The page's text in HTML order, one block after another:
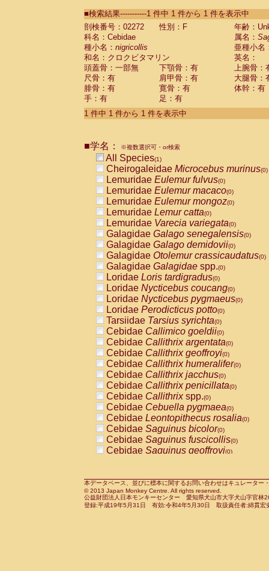
CebidaeSaguinus labiatus(0)
Cebidae Saguinus leucopus (0)
Cebidae
CebidaeSaguinus mystax
CebidaeSaguinus nigricollis (1)
Cebidae Saguinus oedipus
Cebidae Saguinus weddelli
Cebidae Saguinusspp.
Cebidae Aotus trivirgatus
Cebidae Cebus albifrons
CebidaeCebus nigrivittatus
CebidaeCebus
CebidaeSaimiri boliviensis(0)
CebidaeSaimiri sciureus(0)
AtelidaeAlouatta caraya(0)
AtelidaeAlouatta fusca(0)
AtelidaeAlouatta seniculus
AtelidaeAlouattaspp.(0)
AtelidaeAteles belzebuth(0)
AtelidaeAteles geoffroyi(0)
AtelidaeAteles paniscus(0)
AtelidaeAtelesspp.(0)
Atelidae Lagothrix lagothricha
AtelidaeLagothrix lagothricha cana
PitheciidaeCacajao calvus
PitheciidaeCallicebus cupreus
PitheciidaeCallicebus donacophilus
PitheciidaeCallicebus moloch
PitheciidaeCallicebus torquatus
PitheciidaeCallicebusspp.(0)
PitheciidaeChiropotes satanas(0)
PitheciidaePithecia monachus
PitheciidaePithecia pithecia(0)
CercopithecidaeCercocebus agilis
CercopithecidaeCercocebus
CercopithecidaeCercocebus
CercopithecidaeCercocebus
CercopithecidaeCercocebus
CercopithecidaeCercocebushybrid
CercopithecidaePapio anubis(0)
CercopithecidaePapio cynocephalus
CercopithecidaePapio hamadryas(0)
■検索結果-----------1 件中 1 件から 1 件を表示中
剖検番号：02272
性別：F
年齢：
科名：Cebidae
属名：
種小名： nigricollis
亜種小名
和名：クロクビタマリン
英名：
頭蓋骨：一部無
下顎骨：有
上腕骨：
尺骨：有
肩甲骨：有
大腿骨：
腓骨：有
寛骨：有
体幹：有
手：有
足：有
1 件中 1 件から 1 件を表示中
■学名： ※複数選択可・or検索
All Species(1)
Cheirogaleidae Microcebus murinus(0)
Lemuridae Eulemur fulvus(0)
Lemuridae Eulemur macaco(0)
Lemuridae Eulemur mongoz(0)
Lemuridae Lemur catta(0)
Lemuridae Varecia variegata(0)
Galagidae Galago senegalensis(0)
Galagidae Galago demidovii(0)
Galagidae Otolemur crassicaudatus(0)
Galagidae Galagidae spp.(0)
Loridae Loris tardigradus(0)
Loridae Nycticebus coucang(0)
Loridae Nycticebus pygmaeus(0)
Loridae Perodicticus potto(0)
Tarsiidae Tarsius syrichta(0)
Cebidae Callimico goeldii(0)
Cebidae Callithrix argentata(0)
Cebidae Callithrix geoffroyi(0)
Cebidae Callithrix humeralifer(0)
Cebidae Callithrix jacchus(0)
Cebidae Callithrix penicillata(0)
Cebidae Callithrixspp.(0)
Cebidae Cebuella pygmaea(0)
Cebidae Leontopithecus rosalia(0)
Cebidae Saguinus bicolor(0)
Cebidae Saguinus fuscicollis(0)
Cebidae Saguinus geoffroyi(0)
CebidaeSaguinus leucopus(0)
CebidaeSaguinus midas(0)
Cebidae Saguinus mystax(0)
本データベース、並びに標本に関するお問い合わせはキュレータ
© 2013 Japan Monkey Centre. All rights reserved.
公益財団法人日本モンキーセンター 愛知県犬山市大字犬山字官
登録:平成19年5月31日 有効:令和4年5月30日 取扱責任者:綿貫宏